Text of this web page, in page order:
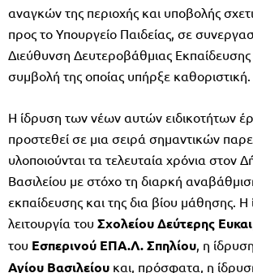
αναγκών της περιοχής και υποβολής
προς το Υπουργείο Παιδείας, σε
Διεύθυνση Δευτεροβάθμιας
συμβολή της οποίας υπήρξε καθοριστική.
Η ίδρυση των νέων αυτών ειδικοτήτων
προστεθεί σε μια σειρά σημαντικών
υλοποιούνται τα τελευταία χρόνια στον
Βασιλείου με στόχο τη διαρκή
εκπαίδευσης και της δια βίου μάθησης. Η
λειτουργία του Σχολείου Δεύτερης
του Εσπερινού ΕΠΑ.Λ. Σπηλίου , η
Αγίου Βασιλείου και, πρόσφατα, η